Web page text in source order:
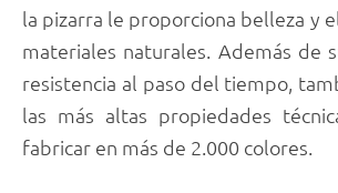
la pizarra le proporciona belleza y
materiales naturales. Además de
resistencia al paso del tiempo,
las más altas propiedades
fabricar en más de 2.000 colores.